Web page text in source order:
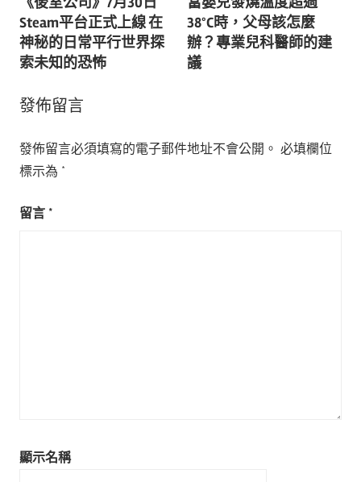
章
導
覽
Steam平台正式上線 在
神秘的日常平行世界探
索未知的恐怖
38°C時，父母該怎麼
辦？專業兒科醫師的建
議
發佈留言
發佈留言必須填寫的電子郵件地址不會公開。 必填欄位
標示為 *
留言 *
顯示名稱